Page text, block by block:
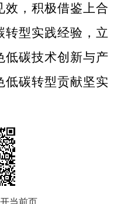
效，积极借鉴上合
型实践经验，立
低碳技术创新与产
低碳转型贡献坚实
当前页